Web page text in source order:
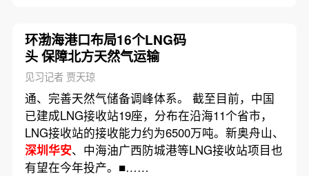
环渤海港口布局16个LNG码
头 保障北方天然气运输
见习记者 贾天琼
通、完善天然气储备调峰体系。 截至目前，中国
已建成LNG接收站19座，分布在沿海11个省市，
LNG接收站的接收能力约为6500万吨。新奥舟山、
深圳华安、中海油广西防城港等LNG接收站项目也
有望在今年投产。■……